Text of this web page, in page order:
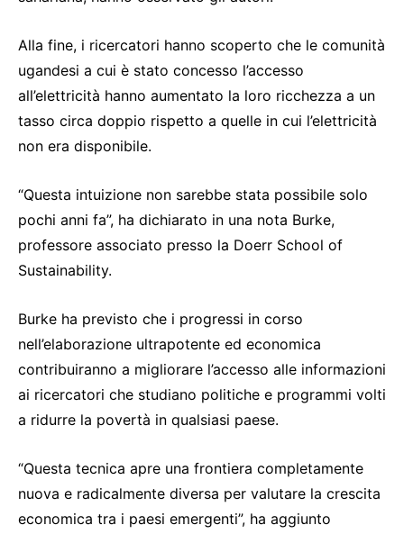
Alla fine, i ricercatori hanno scoperto che le comunità
ugandesi a cui è stato concesso l’accesso
all’elettricità hanno aumentato la loro ricchezza a un
tasso circa doppio rispetto a quelle in cui l’elettricità
non era disponibile.
“Questa intuizione non sarebbe stata possibile solo
pochi anni fa”, ha dichiarato in una nota Burke,
professore associato presso la Doerr School of
Sustainability.
Burke ha previsto che i progressi in corso
nell’elaborazione ultrapotente ed economica
contribuiranno a migliorare l’accesso alle informazioni
ai ricercatori che studiano politiche e programmi volti
a ridurre la povertà in qualsiasi paese.
“Questa tecnica apre una frontiera completamente
nuova e radicalmente diversa per valutare la crescita
economica tra i paesi emergenti”, ha aggiunto